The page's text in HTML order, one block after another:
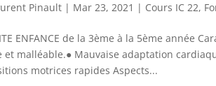
Pinault | Mar 23, 2021 | Cours IC 22,
ENFANCE de la 3ème à la 5ème année
et malléable.● Mauvaise adaptation
motrices rapides Aspects...